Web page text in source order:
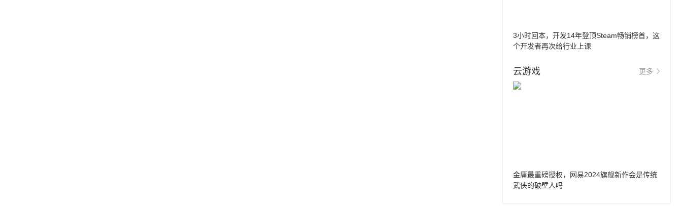
3小时回本，开发14年登顶Steam畅销榜首，这
个开发者再次给行业上课
云游戏 更多
金庸最重磅授权，网易2024旗舰新作会是传统
武侠的破壁人吗